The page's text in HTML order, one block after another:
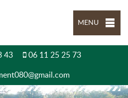
MENU
43 06 11 25 25 73